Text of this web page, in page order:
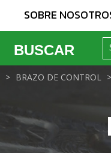
SOBRE
BUSCAR
BRAZO DE CONTROL